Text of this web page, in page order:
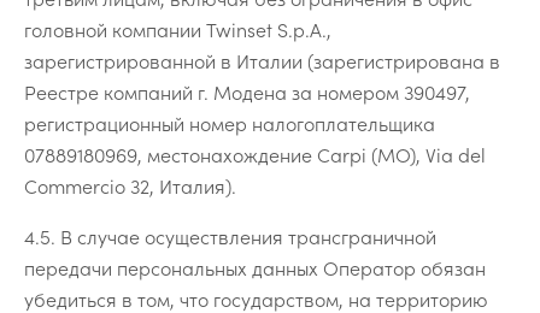
головной компании Twinset S.p.A.,
зарегистрированной в Италии (зарегистрирована в
Реестре компаний г. Модена за номером 390497,
регистрационный номер налогоплательщика
07889180969, местонахождение Carpi (MO), Via del
Commercio 32, Италия).
4.5. В случае осуществления трансграничной
передачи персональных данных Оператор обязан
убедиться в том, что государством, на территорию